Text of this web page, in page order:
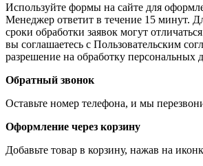
Используйте формы на сайте для
Менеджер ответит в течение 15 минут.
сроки обработки заявок могут
вы соглашаетесь с Пользовательским
разрешение на обработку персональных
Обратный звонок
Оставьте номер телефона, и мы
Оформление через корзину
Добавьте товар в корзину, нажав на